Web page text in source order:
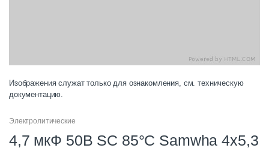
Изображения служат только для ознакомления, см. техническую
документацию.
Электролитические
4,7 мкФ 50В SC 85°C Samwha 4х5,3